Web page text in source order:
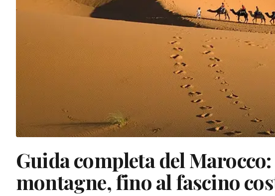
Guida completa del
montagne, fino al fascino